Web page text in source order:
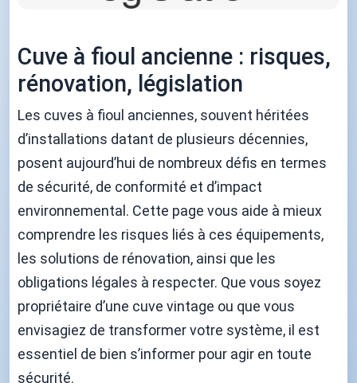
Cuve à fioul ancienne : risques,
rénovation, législation
Les cuves à fioul anciennes, souvent héritées
d’installations datant de plusieurs décennies,
posent aujourd’hui de nombreux défis en termes
de sécurité, de conformité et d’impact
environnemental. Cette page vous aide à mieux
comprendre les risques liés à ces équipements,
les solutions de rénovation, ainsi que les
obligations légales à respecter. Que vous soyez
propriétaire d’une cuve vintage ou que vous
envisagiez de transformer votre système, il est
essentiel de bien s’informer pour agir en toute
sécurité.